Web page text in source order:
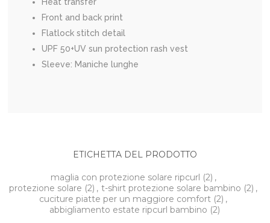
Front and back print
Flatlock stitch detail
UPF 50+UV sun protection rash vest
Sleeve: Maniche lunghe
ETICHETTA DEL PRODOTTO
maglia con protezione solare ripcurl (2) ,
protezione solare (2) , t-shirt protezione solare bambino (2) ,
cuciture piatte per un maggiore comfort (2) ,
abbigliamento estate ripcurl bambino (2)